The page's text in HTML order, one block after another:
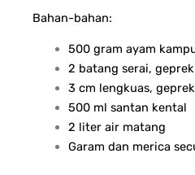
Bahan-bahan:
500 gram ayam
2 batang serai, geprek
3 cm lengkuas, geprek
500 ml santan kental
2 liter air matang
Garam dan merica